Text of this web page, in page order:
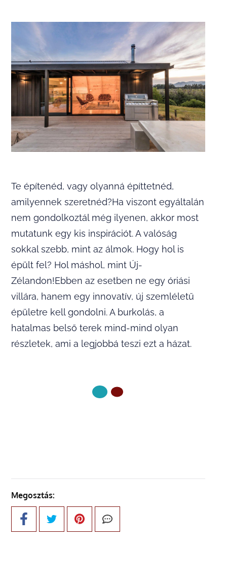
Te építenéd, vagy olyanná építtetnéd,
amilyennek szeretnéd?Ha viszont egyáltalán
nem gondolkoztál még ilyenen, akkor most
mutatunk egy kis inspirációt. A valóság
sokkal szebb, mint az álmok. Hogy hol is
épült fel? Hol máshol, mint Új-
Zélandon!Ebben az esetben ne egy óriási
villára, hanem egy innovatív, új szemléletű
épületre kell gondolni. A burkolás, a
hatalmas belső terek mind-mind olyan
részletek, ami a legjobbá teszi ezt a házat.
Megosztás: